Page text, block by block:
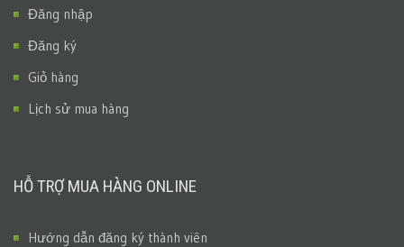
Đăng nhập
Đăng ký
Giỏ hàng
Lịch sử mua hàng
HỖ TRỢ MUA HÀNG ONLINE
Hướng dẫn đăng ký thành viên